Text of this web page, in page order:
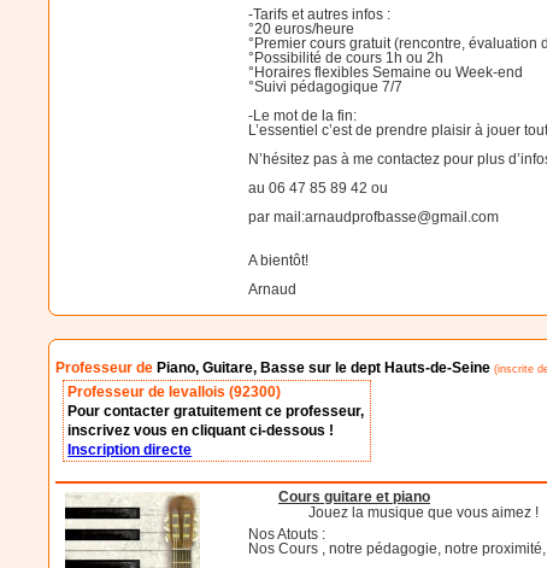
-Tarifs et autres infos :
°20 euros/heure
°Premier cours gratuit (rencontre,
°Possibilité de cours 1h ou 2h
°Horaires flexibles Semaine ou Week-end
°Suivi pédagogique 7/7
-Le mot de la fin:
L’essentiel c’est de prendre plaisir à jouer
N’hésitez pas à me contactez pour plus
au 06 47 85 89 42 ou
par mail:arnaudprofbasse@gmail.com
A bientôt!
Arnaud
Professeur de Piano, Guitare, Basse sur le dept Hauts-de-Seine (inscrite
Professeur de levallois (92300)
Pour contacter gratuitement ce professeur,
inscrivez vous en cliquant ci-dessous !
Inscription directe
Cours guitare et piano
Jouez la musique que vous aimez !
Nos Atouts :
Nos Cours , notre pédagogie, notre